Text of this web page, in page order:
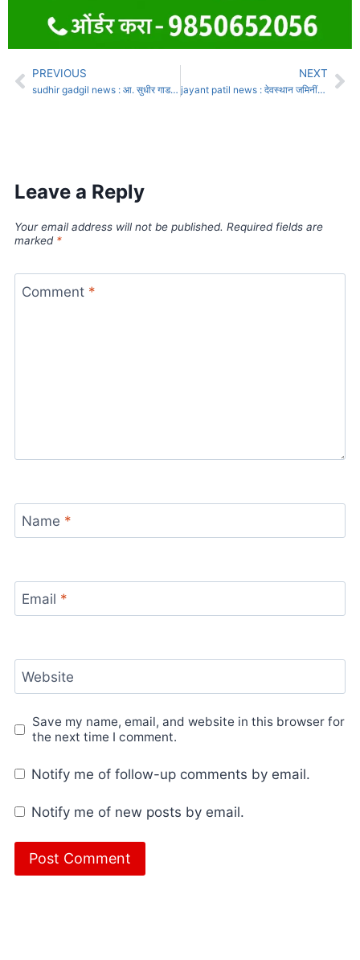
PREVIOUS
sudhir gadgil news : आ. सुधीर गाडगीळ यांच्या गाडीचा अपघात
NEXT
jayant patil news : देवस्थान जमिनींचे रॅकेट, स्मार्ट मीटर आणि सरकारवर जयंत पाटील यांचा जोरदार हल्लाबोल
Leave a Reply
Your email address will not be published. Required fields are
marked *
Comment *
Name *
Email *
Website
Save my name, email, and website in this browser for
the next time I comment.
Notify me of follow-up comments by email.
Notify me of new posts by email.